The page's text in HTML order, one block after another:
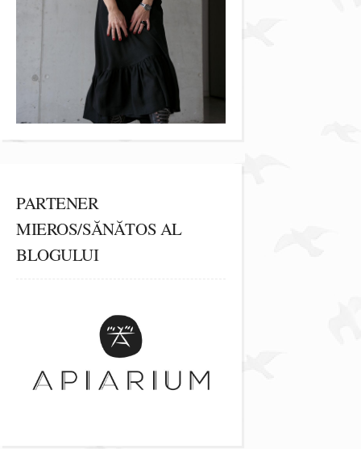
PARTENER
MIEROS/SĂNĂTOS AL
BLOGULUI